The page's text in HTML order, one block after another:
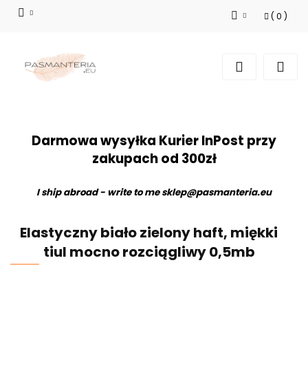
( 0 )
Darmowa wysyłka Kurier InPost przy
zakupach od 300zł
I ship abroad - write to mesklep@pasmanteria.eu
Elastyczny biało zielony haft, miękki
tiul mocno rozciągliwy 0,5mb